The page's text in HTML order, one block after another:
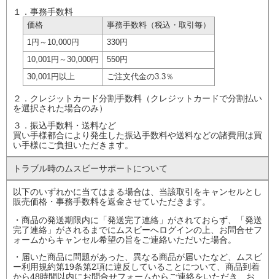
１．事務手数料
価格 事務手数料 （税込・取引毎）
1円 ～10,000円
330円
10,001円 ～30,000円
550円
30,001円以上
ご注文代金の3.3％
２．クレジットカード分割手数料（クレジットカードで分割払い
を選択された場合のみ）
３．振込手数料・送料など
買い手様都合により発生した振込手数料や送料などの諸費用は買
い手様にご負担いただきます。
トラブル時のムスビーサポート について
以下のいずれかに当てはまる場合は、当該取引をキャンセルとし
販売価格・事務手数料を返金させていただきます。
・商品の発送期限内に「発送完了連絡」がされておらず、「発送
完了連絡」がされるまでにムスビーへログインの上、お問合せフ
ォームからキャンセル希望の旨をご連絡いただいた場合。
・届いた商品に問題があった、異なる商品が届いたなど、ムスビ
ー利用規約第19条第2項に違反していることについて、商品到着
から48時間以内にお問合せフォームからご連絡をいただき、お